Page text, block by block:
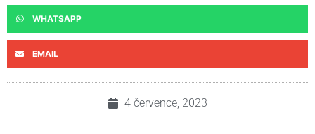
WHATSAPP
EMAIL
4 července, 2023